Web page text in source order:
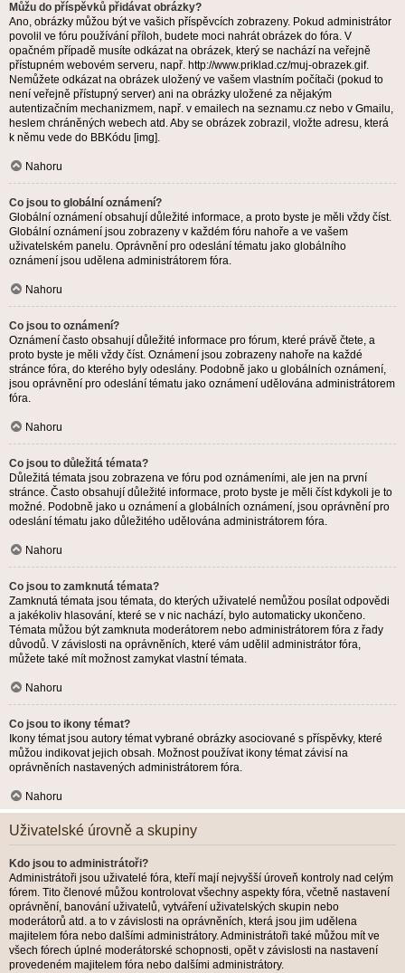
Můžu do příspěvků přidávat obrázky?
Ano, obrázky můžou být ve vašich příspěvcích zobrazeny. Pokud administrátor
povolil ve fóru používání příloh, budete moci nahrát obrázek do fóra. V
opačném případě musíte odkázat na obrázek, který se nachází na veřejně
přístupném webovém serveru, např. http://www.priklad.cz/muj-obrazek.gif.
Nemůžete odkázat na obrázek uložený ve vašem vlastním počítači (pokud to
není veřejně přístupný server) ani na obrázky uložené za nějakým
autentizačním mechanizmem, např. v emailech na seznamu.cz nebo v Gmailu,
heslem chráněných webech atd. Aby se obrázek zobrazil, vložte adresu, která
k němu vede do BBKódu [img].
Nahoru
Co jsou to globální oznámení?
Globální oznámení obsahují důležité informace, a proto byste je měli vždy číst.
Globální oznámení jsou zobrazeny v každém fóru nahoře a ve vašem
uživatelském panelu. Oprávnění pro odeslání tématu jako globálního
oznámení jsou udělena administrátorem fóra.
Nahoru
Co jsou to oznámení?
Oznámení často obsahují důležité informace pro fórum, které právě čtete, a
proto byste je měli vždy číst. Oznámení jsou zobrazeny nahoře na každé
stránce fóra, do kterého byly odeslány. Podobně jako u globálních oznámení,
jsou oprávnění pro odeslání tématu jako oznámení udělována administrátorem
fóra.
Nahoru
Co jsou to důležitá témata?
Důležitá témata jsou zobrazena ve fóru pod oznámeními, ale jen na první
stránce. Často obsahují důležité informace, proto byste je měli číst kdykoli je to
možné. Podobně jako u oznámení a globálních oznámení, jsou oprávnění pro
odeslání tématu jako důležitého udělována administrátorem fóra.
Nahoru
Co jsou to zamknutá témata?
Zamknutá témata jsou témata, do kterých uživatelé nemůžou posílat odpovědi
a jakékoliv hlasování, které se v nic nachází, bylo automaticky ukončeno.
Témata můžou být zamknuta moderátorem nebo administrátorem fóra z řady
důvodů. V závislosti na oprávněních, které vám udělil administrátor fóra,
můžete také mít možnost zamykat vlastní témata.
Nahoru
Co jsou to ikony témat?
Ikony témat jsou autory témat vybrané obrázky asociované s příspěvky, které
můžou indikovat jejich obsah. Možnost používat ikony témat závisí na
oprávněních nastavených administrátorem fóra.
Nahoru
Uživatelské úrovně a skupiny
Kdo jsou to administrátoři?
Administrátoři jsou uživatelé fóra, kteří mají nejvyšší úroveň kontroly nad celým
fórem. Tito členové můžou kontrolovat všechny aspekty fóra, včetně nastavení
oprávnění, banování uživatelů, vytváření uživatelských skupin nebo
moderátorů atd. a to v závislosti na oprávněních, která jsou jim udělena
majitelem fóra nebo dalšími administrátory. Administrátoři také můžou mít ve
všech fórech úplné moderátorské schopnosti, opět v závislosti na nastavení
provedeném majitelem fóra nebo dalšími administrátory.